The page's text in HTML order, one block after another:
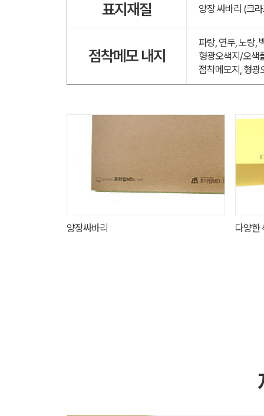
표지재질 양장 싸바리 (크
점착메모 내지
파랑, 연두, 노랑,
형광오색지/오색
점착메모지, 형광
양장싸바리 다양한